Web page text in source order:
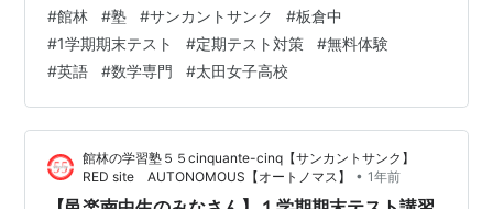
年順位が メキメキと力をつけ、１位を獲得しました。 太
田女子高校に入学、その後、明治大学へ進学し、今は、
情報通信の企業で働いています。 また、中１の８月に入
塾した、ある板倉中生は 学年順位４４位から１位を獲得
し、太田女子高校へ入学。 その後は文教大学へ進学し、
今は教員として働い…
#館林 #塾 #サンカントサンク #板倉中
#1学期期末テスト #定期テスト対策 #無料体験
#英語 #数学専門 #太田女子高校
館林の学習塾５５cinquante-cinq【サンカントサンク】
RED site AUTONOMOUS【オートノマス】
• 1年前